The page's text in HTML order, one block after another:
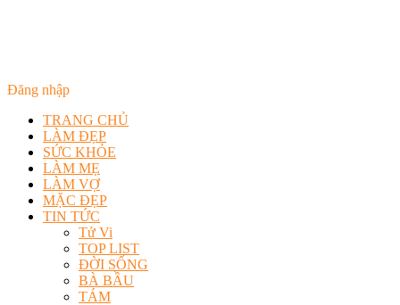
Đăng nhập
TRANG CHỦ
LÀM ĐẸP
SỨC KHỎE
LÀM MẸ
LÀM VỢ
MẶC ĐẸP
TIN TỨC
Tử Vi
TOP LIST
ĐỜI SỐNG
BÀ BẦU
TÁM